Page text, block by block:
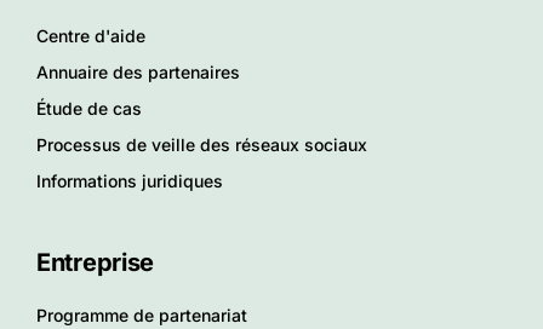
Centre d'aide
Annuaire des partenaires
Étude de cas
Processus de veille des réseaux sociaux
Informations juridiques
Entreprise
Programme de partenariat